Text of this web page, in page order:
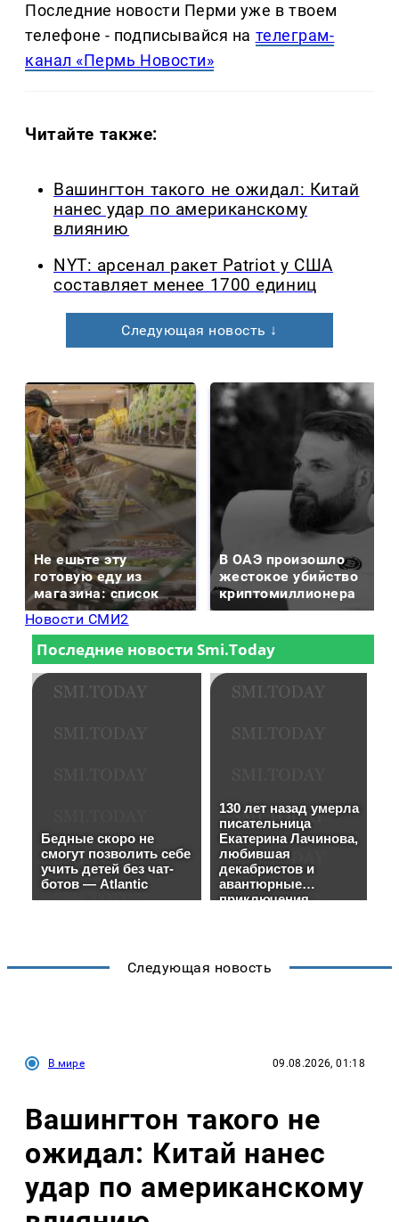
Последние новости Перми уже в твоем
телефоне - подписывайся на телеграм-
канал «Пермь Новости»
Читайте также:
Вашингтон такого не ожидал: Китай
нанес удар по американскому
влиянию
NYT: арсенал ракет Patriot у США
составляет менее 1700 единиц
Следующая новость ↓
Не ешьте эту
готовую еду из
магазина: список
В ОАЭ произошло
жестокое убийство
криптомиллионера
Новости СМИ2
Следующая новость
В мире 09.08.2026, 01:18
Вашингтон такого не
ожидал: Китай нанес
удар по американскому